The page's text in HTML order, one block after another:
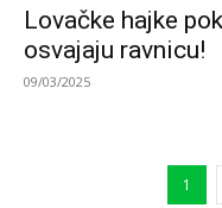
Lovačke hajke
osvajaju ravnicu!
09/03/2025
1